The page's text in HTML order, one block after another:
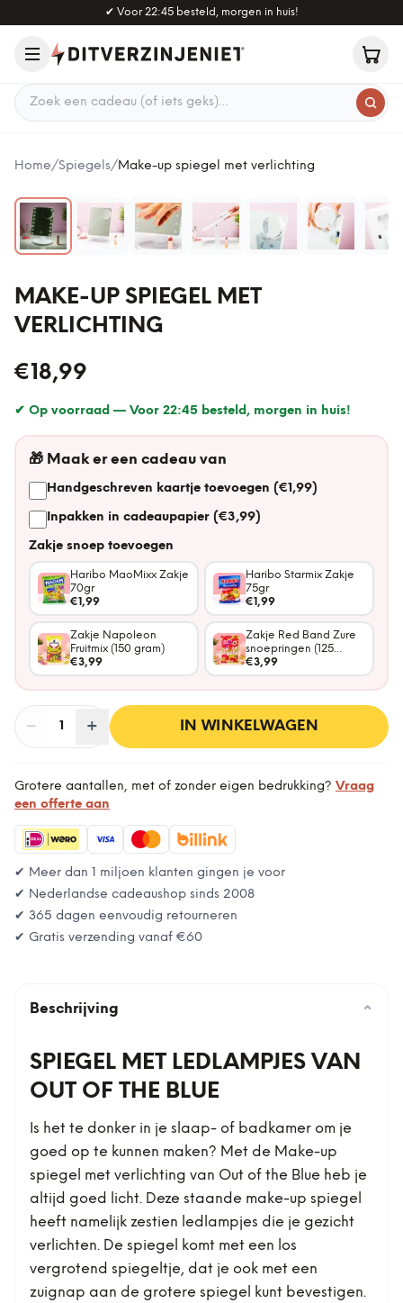
Naar hoofdinhoud
✔ Voor 22:45 besteld, morgen in huis!
Zoek een cadeau
Home/Spiegels/Make-up spiegel met verlichting
MAKE-UP SPIEGEL MET
VERLICHTING
€18,99
✔ Op voorraad — Voor 22:45 besteld, morgen in huis!
🎁 Maak er een cadeau van
Handgeschreven kaartje toevoegen (€1,99)
Inpakken in cadeaupapier (€3,99)
Zakje snoep toevoegen
Haribo MaoMixx Zakje
70gr
€1,99
Haribo Starmix Zakje
75gr
€1,99
Zakje Napoleon
Fruitmix (150 gram)
€3,99
Zakje Red Band Zure
snoepringen (125
gram)
€3,99
− Aantal
1 + IN WINKELWAGEN
Grotere aantallen, met of zonder eigen bedrukking? Vraag
een offerte aan
✔ Meer dan 1 miljoen klanten gingen je voor
✔ Nederlandse cadeaushop sinds 2008
✔ 365 dagen eenvoudig retourneren
✔ Gratis verzending vanaf €60
Beschrijving ⌄
SPIEGEL MET LEDLAMPJES VAN
OUT OF THE BLUE
Is het te donker in je slaap- of badkamer om je
goed op te kunnen maken? Met de Make-up
spiegel met verlichting van Out of the Blue heb je
altijd goed licht. Deze staande make-up spiegel
heeft namelijk zestien ledlampjes die je gezicht
verlichten. De spiegel komt met een los
vergrotend spiegeltje, dat je ook met een
zuignap aan de grotere spiegel kunt bevestigen.